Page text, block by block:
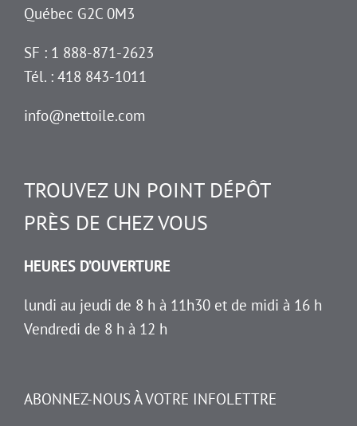
Québec G2C 0M3
SF : 1 888-871-2623
Tél. : 418 843-1011
info@nettoile.com
TROUVEZ UN POINT DÉPÔT
PRÈS DE CHEZ VOUS
HEURES D’OUVERTURE
lundi au jeudi de 8 h à 11h30 et de midi à 16 h
Vendredi de 8 h à 12 h
ABONNEZ-NOUS À VOTRE INFOLETTRE